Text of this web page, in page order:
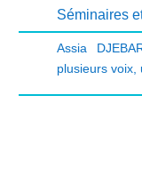
Séminaires
Assia
plusieurs voix,